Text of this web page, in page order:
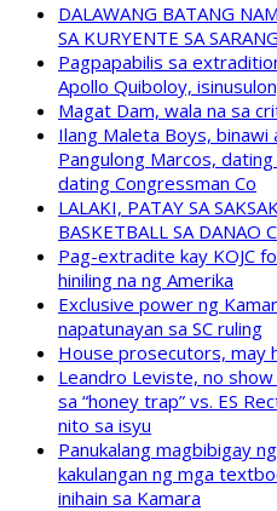
DALAWANG BATANG
SA KURYENTE SA
Pagpapabilis sa
Apollo Quiboloy,
Magat Dam, wala na sa
Ilang Maleta Boys, binawi
Pangulong Marcos,
dating Congressman Co
LALAKI, PATAY SA
BASKETBALL SA DANAO
Pag-extradite kay KOJC
hiniling na ng Amerika
Exclusive power ng
napatunayan sa SC ruling
House prosecutors, may
Leandro Leviste, no
sa “honey trap” vs. ES
nito sa isyu
Panukalang magbibigay
kakulangan ng mga
inihain sa Kamara